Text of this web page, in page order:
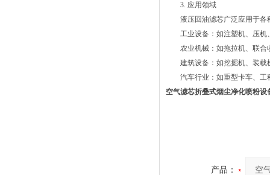
3. 应用领域
液压回油滤芯广泛应用于各
工业设备：如注塑机、压机
农业机械：如拖拉机、联合
建筑设备：如挖掘机、装载
汽车行业：如重型卡车、工
空气滤芯折叠式烟尘净化喷粉设
产品：